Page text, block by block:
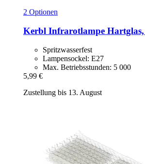
2 Optionen
Kerbl Infrarotlampe
Spritzwasserfest
Lampensockel: E27
Max. Betriebsstunden: 5 000
5,99 €
Zustellung bis 13. August